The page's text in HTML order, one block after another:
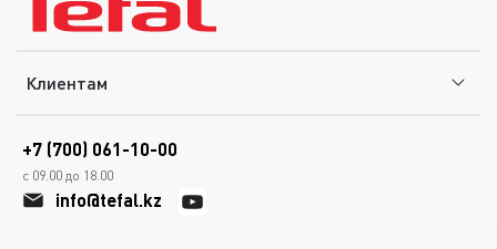
Клиентам
+7 (700) 061-10-00
с 09.00 до 18.00
info@tefal.kz